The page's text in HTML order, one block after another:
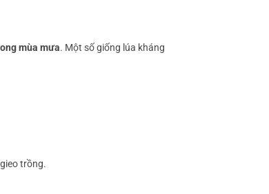
mùa mưa. Một số giống lúa kháng
trồng.